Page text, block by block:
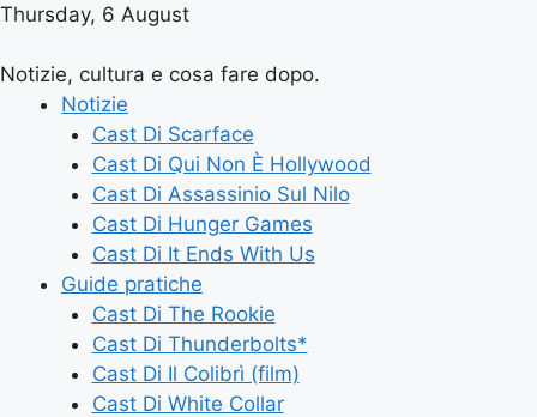
Thursday, 6 August
Notizie, cultura e cosa fare dopo.
Notizie
Cast Di Scarface
Cast Di Qui Non È Hollywood
Cast Di Assassinio Sul Nilo
Cast Di Hunger Games
Cast Di It Ends With Us
Guide pratiche
Cast Di The Rookie
Cast Di Thunderbolts*
Cast Di Il Colibrì (film)
Cast Di White Collar